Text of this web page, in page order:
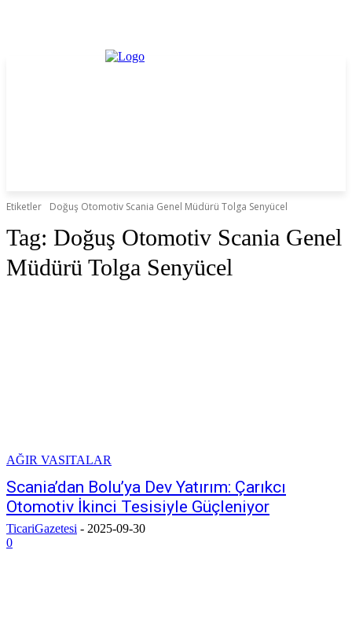
Etiketler Doğuş Otomotiv Scania Genel Müdürü Tolga Senyücel
Tag: Doğuş Otomotiv Scania Genel
Müdürü Tolga Senyücel
AĞIR VASITALAR
Scania’dan Bolu’ya Dev Yatırım: Çarıkcı
Otomotiv İkinci Tesisiyle Güçleniyor
TicariGazetesi - 2025-09-30
0